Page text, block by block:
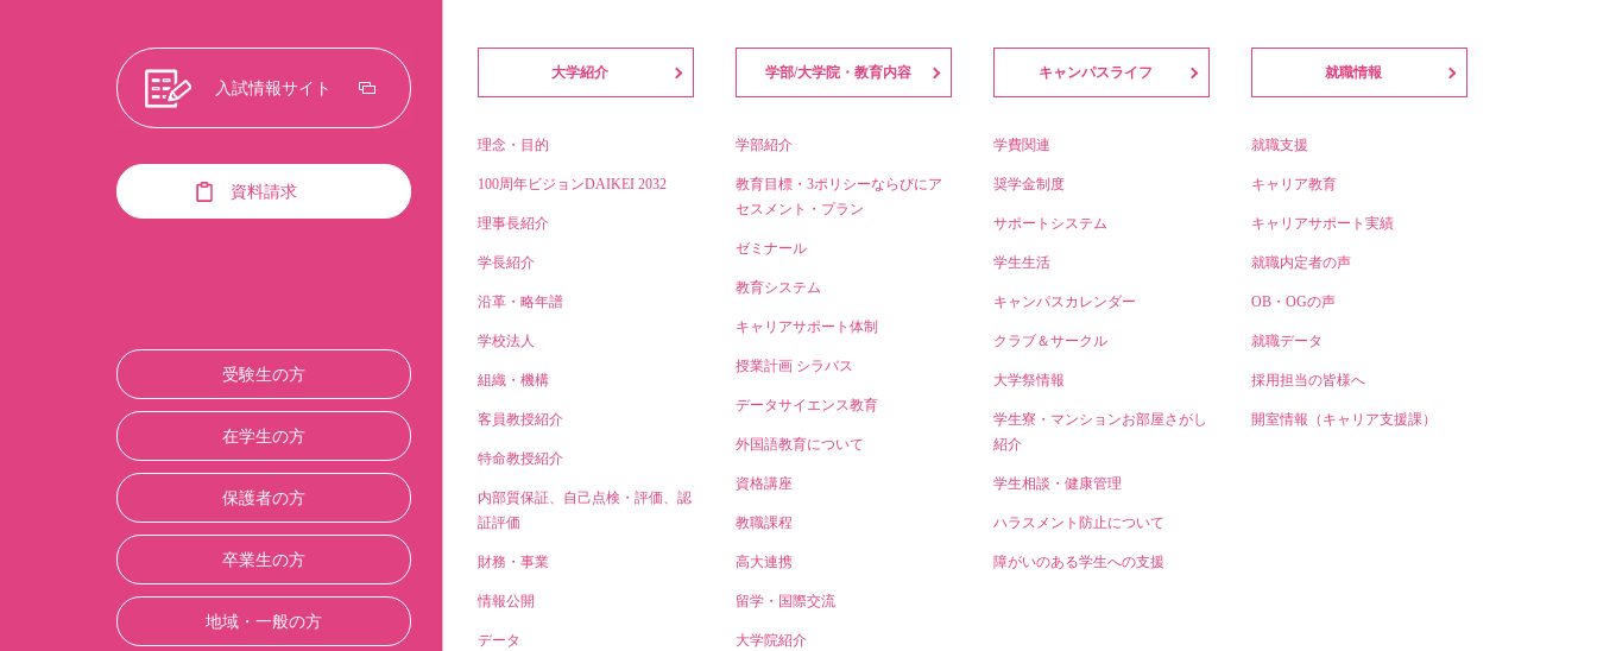
入試情報サイト
資料請求
受験生の方
在学生の方
保護者の方
卒業生の方
地域・一般の方
大学紹介
理念・目的
100周年ビジョンDAIKEI 2032
理事長紹介
学長紹介
沿革・略年譜
学校法人
組織・機構
客員教授紹介
特命教授紹介
内部質保証、自己点検・評価、認
証評価
財務・事業
情報公開
データ
学部/大学院・教育内容
学部紹介
教育目標・3ポリシーならびにア
セスメント・プラン
ゼミナール
教育システム
キャリアサポート体制
授業計画 シラバス
データサイエンス教育
外国語教育について
資格講座
教職課程
高大連携
留学・国際交流
大学院紹介
キャンパスライフ
学費関連
奨学金制度
サポートシステム
学生生活
キャンパスカレンダー
クラブ＆サークル
大学祭情報
学生寮・マンションお部屋さがし
紹介
学生相談・健康管理
ハラスメント防止について
障がいのある学生への支援
就職情報
就職支援
キャリア教育
キャリアサポート実績
就職内定者の声
OB・OGの声
就職データ
採用担当の皆様へ
開室情報（キャリア支援課）